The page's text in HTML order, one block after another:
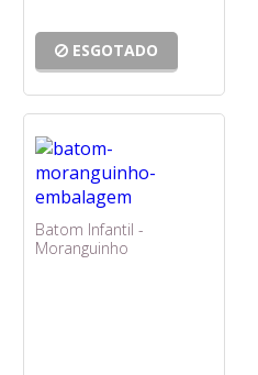
ESGOTADO
Batom Infantil -
Moranguinho